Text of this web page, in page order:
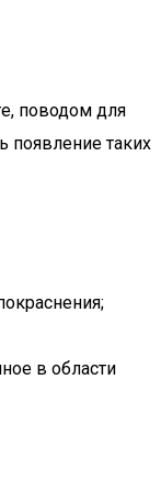
поводом для
появление таких
в области